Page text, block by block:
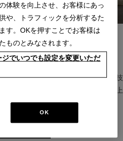
Minimalism”を掲げるグローバル家
と日本の美意識を融合し、素材や技
インテリアを提案。長く愛される上
体験を向上させ、お客様にあっ
や、トラフィックを分析するた
す。OKを押すことでお客様は
ものとみなされます。
でいつでも設定を変更いただ
OK